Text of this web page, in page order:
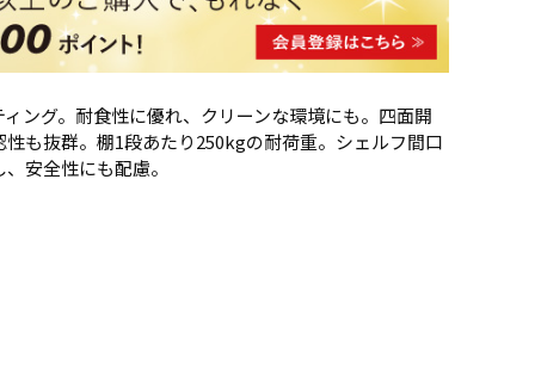
ング。耐食性に優れ、クリーンな環境にも。四面開
も抜群。棚1段あたり250kgの耐荷重。シェルフ間口
安全性にも配慮。